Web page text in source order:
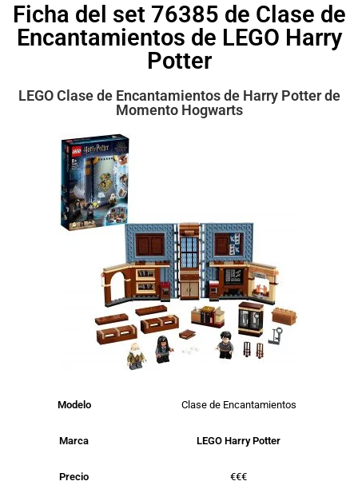
Ficha del set 76385 de Clase de
Encantamientos de LEGO Harry
Potter
LEGO Clase de Encantamientos de Harry Potter de
Momento Hogwarts
Modelo Clase de Encantamientos
Marca LEGO Harry Potter
Precio €€€